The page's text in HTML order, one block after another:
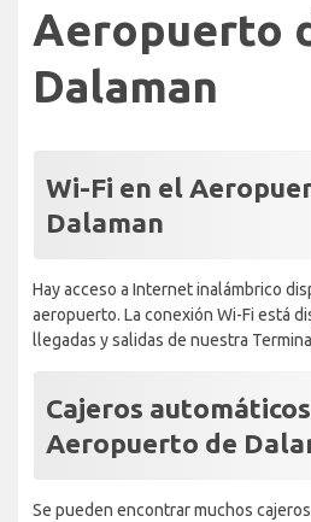
Aeropuerto
Dalaman
Wi-Fi en el
Dalaman
Hay acceso a Internet inalámbrico
aeropuerto. La conexión Wi-Fi está
llegadas y salidas de nuestra
Cajeros
Aeropuerto de
Se pueden encontrar muchos